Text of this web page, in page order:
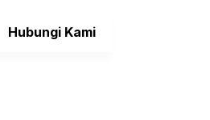
Hubungi Kami